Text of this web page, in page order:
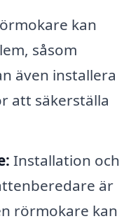
kan
såsom
även installera
att säkerställa
Installation och
är
rörmokare kan